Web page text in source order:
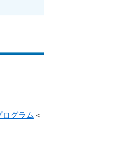
グラム ＜